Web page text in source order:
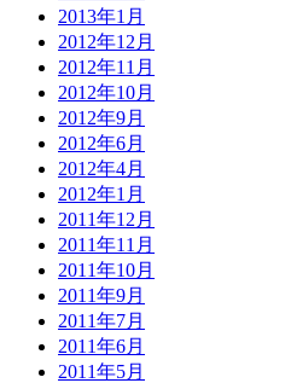
2013年1月
2012年12月
2012年11月
2012年10月
2012年9月
2012年6月
2012年4月
2012年1月
2011年12月
2011年11月
2011年10月
2011年9月
2011年7月
2011年6月
2011年5月